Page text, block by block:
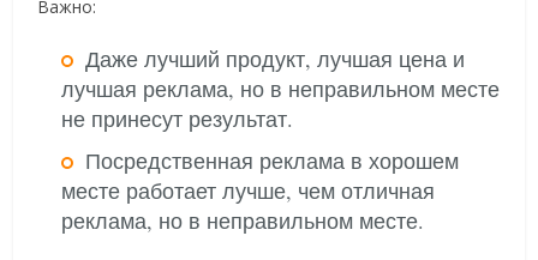
Важно:
Даже лучший продукт, лучшая цена и
лучшая реклама, но в неправильном месте
не принесут результат.
Посредственная реклама в хорошем
месте работает лучше, чем отличная
реклама, но в неправильном месте.